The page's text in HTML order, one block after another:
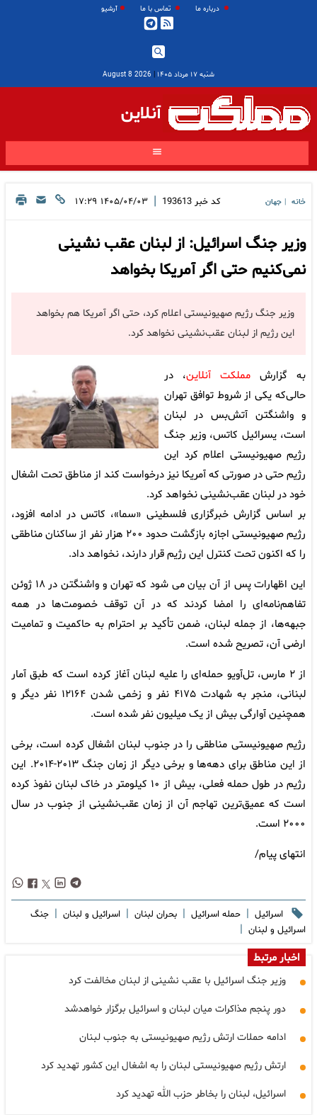
درباره ما تماس با ما آرشیو
شنبه ۱۷ مرداد ۱۴۰۵ |
2026 August 8
آنلاین
خانه جهان کد خبر 193613
| ۱۴۰۵/۰۴/۰۳ ۱۷:۲۹
وزیر جنگ اسرائیل: از لبنان عقب نشینی
نمی‌کنیم حتی اگر آمریکا بخواهد
وزیر جنگ رژیم صهیونیستی اعلام کرد، حتی اگر آمریکا هم بخواهد
این رژیم از لبنان عقب‌نشینی نخواهد کرد.
به گزارش مملکت آنلاین، در
حالی‌که یکی از شروط توافق تهران
و واشنگتن آتش‌بس در لبنان
است، یسرائیل کاتس، وزیر جنگ
رژیم صهیونیستی اعلام کرد این
رژیم حتی در صورتی که آمریکا نیز درخواست کند از مناطق تحت اشغال
خود در لبنان عقب‌نشینی نخواهد کرد.
بر اساس گزارش خبرگزاری فلسطینی «سما»، کاتس در ادامه افزود،
رژیم صهیونیستی اجازه بازگشت حدود ۲۰۰ هزار نفر از ساکنان مناطقی
را که اکنون تحت کنترل این رژیم قرار دارند، نخواهد داد.
این اظهارات پس از آن بیان می شود که تهران و واشنگتن در ۱۸ ژوئن
تفاهم‌نامه‌ای را امضا کردند که در آن توقف خصومت‌ها در همه
جبهه‌ها، از جمله لبنان، ضمن تأکید بر احترام به حاکمیت و تمامیت
ارضی آن، تصریح شده است.
از ۲ مارس، تل‌آویو حمله‌ای را علیه لبنان آغاز کرده است که طبق آمار
لبنانی، منجر به شهادت ۴۱۷۵ نفر و زخمی شدن ۱۲۱۶۴ نفر دیگر و
همچنین آوارگی بیش از یک میلیون نفر شده است.
رژیم صهیونیستی مناطقی را در جنوب لبنان اشغال کرده است، برخی
از این مناطق برای دهه‌ها و برخی دیگر از زمان جنگ ۲۰۱۳-۲۰۱۴. این
رژیم در طول حمله فعلی، بیش از ۱۰ کیلومتر در خاک لبنان نفوذ کرده
است که عمیق‌ترین تهاجم آن از زمان عقب‌نشینی از جنوب در سال
۲۰۰۰ است.
انتهای پیام/
اسرائیل | حمله اسرائیل | بحران لبنان | اسرائیل و لبنان | جنگ
اسرائیل و لبنان |
اخبار مرتبط
وزیر جنگ اسرائیل با عقب نشینی از لبنان مخالفت کرد
دور پنجم مذاکرات میان لبنان و اسرائیل برگزار خواهدشد
ادامه حملات ارتش رژیم صهیونیستی به جنوب لبنان
ارتش رژیم صهیونیستی لبنان را به اشغال این کشور تهدید کرد
اسرائیل، لبنان را بخاطر حزب الله تهدید کرد